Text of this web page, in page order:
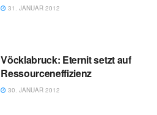
31. JANUAR 2012
Vöcklabruck: Eternit setzt auf
Ressourceneffizienz
30. JANUAR 2012